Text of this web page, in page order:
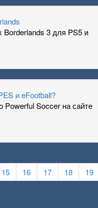
3 для PS5 и
и eFootball?
Powerful Soccer на сайте
15 16 17 18
19